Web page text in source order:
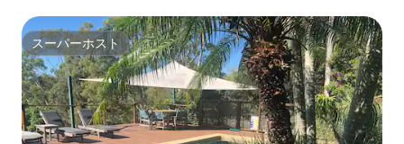
スーパーホスト
スーパーホスト